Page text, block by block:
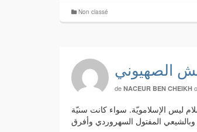
Non classé
الصهيوني
de NACEUR BEN CHEIKH
ليس الإسلامويّة. سواء كانت سنيّة